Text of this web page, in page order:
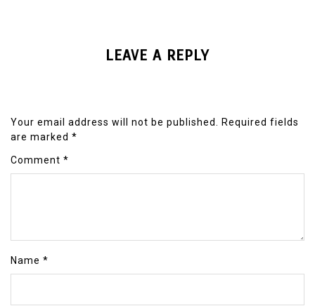
LEAVE A REPLY
Your email address will not be published.
Required fields
are marked *
Comment *
Name *